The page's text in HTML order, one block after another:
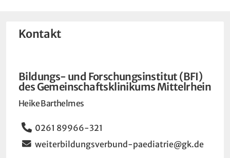
Kontakt
Bildungs- und Forschungsinstitut (BFI)
des Gemeinschaftsklinikums Mittelrhein
Heike Barthelmes
Telefon
0261 89966-321
Email
weiterbildungsverbund-paediatrie@gk.de